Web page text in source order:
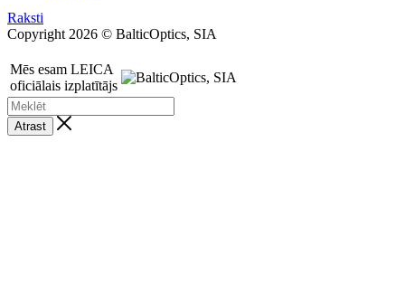
Raksti
Copyright 2026 © BalticOptics, SIA
Mēs esam LEICA
oficiālais izplatītājs
Atrast